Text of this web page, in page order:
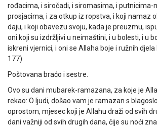
rođacima, i siročadi, i siromasima, i putnicima-
prosjacima, i za otkup iz ropstva, i koji namaz
daju, i koji obavezu svoju, kada je preuzmu,
oni koji su izdržljivi u neimaštini, i u bolesti, i u
iskreni vjernici, i oni se Allaha boje i ružnih
177)
Poštovana braćo i sestre.
Ovo su dani mubarek-ramazana, za koje je
rekao: O ljudi, došao vam je ramazan s
oprostom, mjesec koji je Allahu draži od svih
dani važniji od svih drugih dana, čije su noći